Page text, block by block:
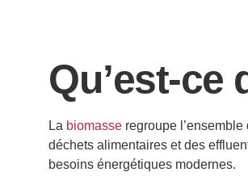
Qu’est-ce
La biomasse regroupe
déchets alimentaires et des
besoins énergétiques modernes.